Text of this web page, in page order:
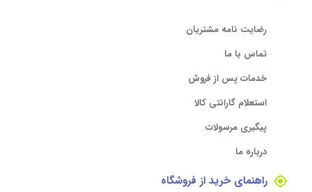
رضایت نامه مشتریان
تماس با ما
خدمات پس از فروش
استعلام گارانتی کالا
پیگیری مرسولات
درباره ما
راهنمای خرید از فروشگاه